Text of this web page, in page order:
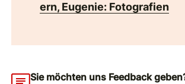
ern, Eugenie: Fotografien
Sie möchten uns Feedback